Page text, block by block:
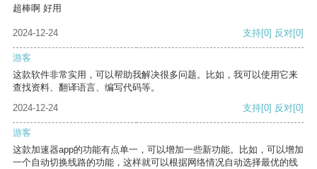
超棒啊 好用
2024-12-24 支持[0] 反对[0]
游客
这款软件非常实用，可以帮助我解决很多问题。比如，我可以使用它来
查找资料、翻译语言、编写代码等。
2024-12-24
支持[0] 反对[0]
游客
这款加速器app的功能有点单一，可以增加一些新功能。比如，可以增加
一个自动切换线路的功能，这样就可以根据网络情况自动选择最优的线